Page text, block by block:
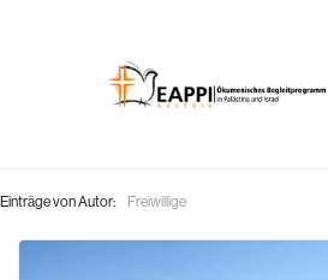
Einträge von Autor: Freiwillige